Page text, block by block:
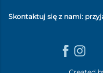
Skontaktuj się z nami: